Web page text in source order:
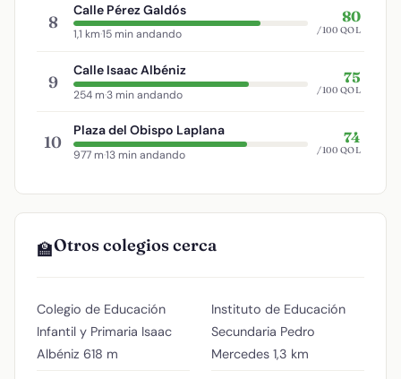
8
Calle Pérez Galdós
1,1 km·15 min andando
80
/100 QOL
9
Calle Isaac Albéniz
254 m·3 min andando
75
/100 QOL
10
Plaza del Obispo Laplana
977 m·13 min andando
74
/100 QOL
🏫Otros colegios cerca
Colegio de Educación
Infantil y Primaria Isaac
Albéniz 618 m
Instituto de Educación
Secundaria Pedro
Mercedes 1,3 km